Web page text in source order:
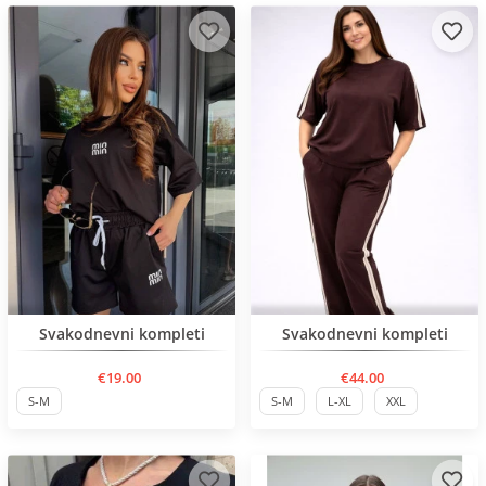
Нов продукт
Svakodnevni kompleti
€19.00
S-M
Нов продукт
Svakodnevni kompleti
€44.00
S-M L-XL XXL